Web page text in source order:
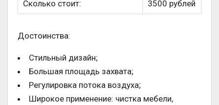
Сколько стоит: 3500 рублей
Достоинства:
Стильный дизайн;
Большая площадь захвата;
Регулировка потока воздуха;
Широкое применение: чистка мебели,